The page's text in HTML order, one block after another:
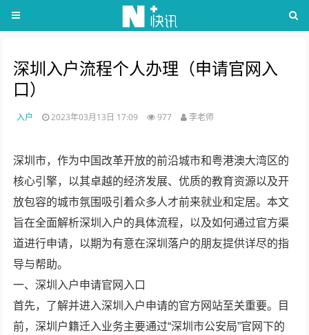
深圳入户流程个人办理（申请官网入
口）
入户 2023年03月13日 17:09 977 李老师
深圳市，作为中国改革开放的前沿城市和粤港澳大湾区的
核心引擎，以其卓越的经济发展、优质的教育资源以及开
放包容的城市氛围吸引着众多人才前来就业和定居。本文
旨在全面解析深圳入户的具体流程，以及如何通过官方渠
道进行申请，以期为有意在深圳落户的朋友提供详尽的指
导与帮助。
一、深圳入户申请官网入口
首先，了解并进入深圳入户申请的官方网站至关重要。目
前，深圳户籍迁入业务主要通过“深圳市公安局”官网下的